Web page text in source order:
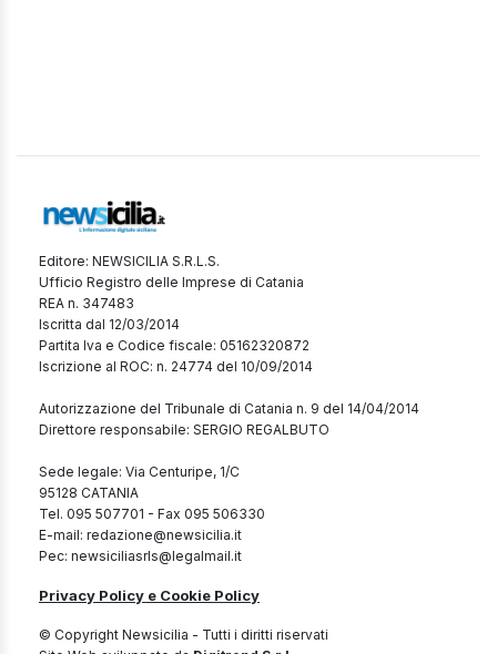
Editore: NEWSICILIA S.R.L.S.
Ufficio Registro delle Imprese di Catania
REA n. 347483
Iscritta dal 12/03/2014
Partita Iva e Codice fiscale: 05162320872
Iscrizione al ROC: n. 24774 del 10/09/2014
Autorizzazione del Tribunale di Catania n. 9 del 14/04/2014
Direttore responsabile: SERGIO REGALBUTO
Sede legale: Via Centuripe, 1/C
95128 CATANIA
Tel. 095 507701 - Fax 095 506330
E-mail: redazione@newsicilia.it
Pec: newsiciliasrls@legalmail.it
Privacy Policy e Cookie Policy
© Copyright Newsicilia - Tutti i diritti riservati